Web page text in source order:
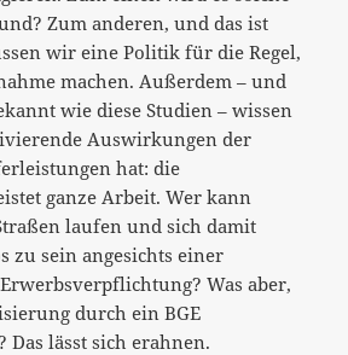
Zum anderen, und das ist
wir eine Politik für die Regel,
machen. Außerdem – und
wie diese Studien – wissen
Auswirkungen der
hat: die
ganze Arbeit. Wer kann
laufen und sich damit
zu sein angesichts einer
Was aber,
durch ein BGE
Das lässt sich erahnen.